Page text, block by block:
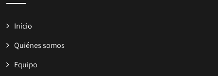
Inicio
Quiénes somos
Equipo